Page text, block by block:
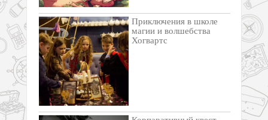
Приключения в школе
магии и волшебства
Хогвартс